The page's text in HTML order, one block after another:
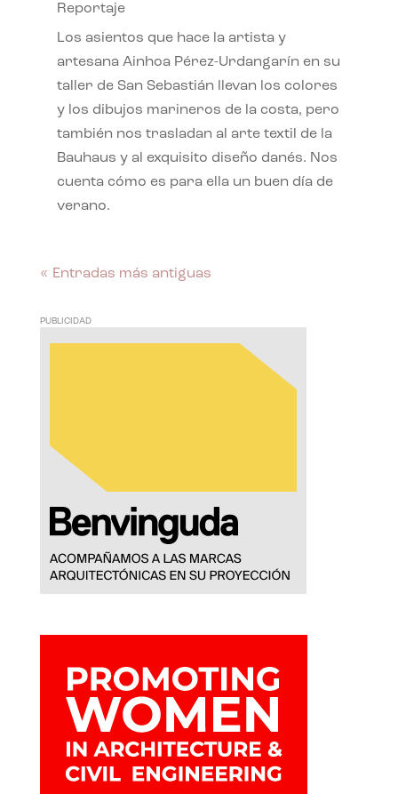
Reportaje
Los asientos que hace la artista y
artesana Ainhoa Pérez-Urdangarín en su
taller de San Sebastián llevan los colores
y los dibujos marineros de la costa, pero
también nos trasladan al arte textil de la
Bauhaus y al exquisito diseño danés. Nos
cuenta cómo es para ella un buen día de
verano.
« Entradas más antiguas
PUBLICIDAD